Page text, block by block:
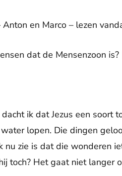
en Marco – lezen
dat de Mensenzoon
ik dat Jezus een soort
lopen. Die dingen
nu zie is dat die wonderen
toch? Het gaat niet langer